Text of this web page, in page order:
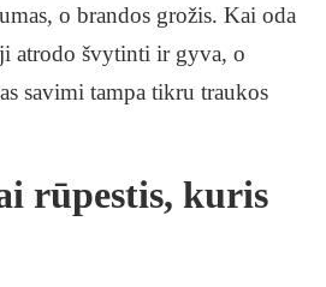
o brandos grožis. Kai oda
atrodo švytinti ir gyva, o
savimi tampa tikru traukos
rūpestis, kuris